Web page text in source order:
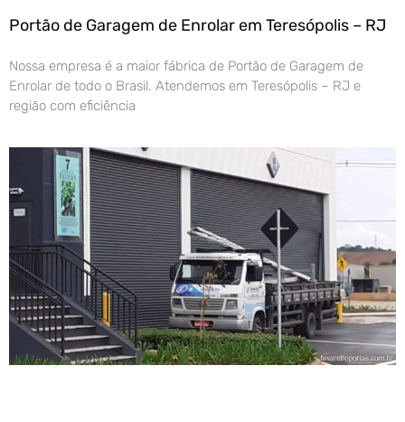
Portão de Garagem de Enrolar em Teresópolis – RJ
Nossa empresa é a maior fábrica de Portão de Garagem de
Enrolar de todo o Brasil. Atendemos em Teresópolis – RJ e
região com eficiência